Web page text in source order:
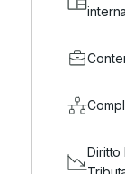
Diritto